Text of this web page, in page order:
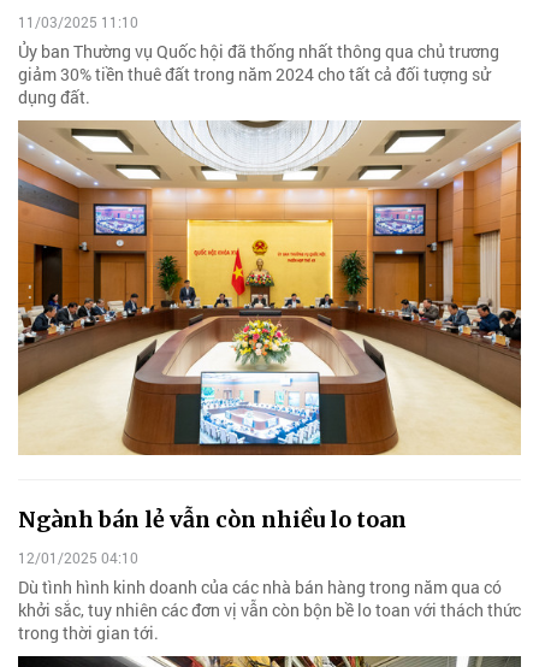
11/03/2025 11:10
Ủy ban Thường vụ Quốc hội đã thống nhất thông qua chủ trương
giảm 30% tiền thuê đất trong năm 2024 cho tất cả đối tượng sử
dụng đất.
Ngành bán lẻ vẫn còn nhiều lo toan
12/01/2025 04:10
Dù tình hình kinh doanh của các nhà bán hàng trong năm qua có
khởi sắc, tuy nhiên các đơn vị vẫn còn bộn bề lo toan với thách thức
trong thời gian tới.